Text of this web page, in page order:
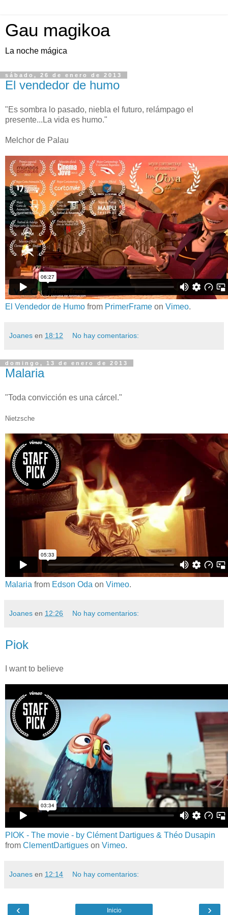
Gau magikoa
La noche mágica
sábado, 26 de enero de 2013
El vendedor de humo
"Es sombra lo pasado, niebla el futuro, relámpago el
presente...La vida es humo."
Melchor de Palau
El Vendedor de Humo from PrimerFrame on Vimeo.
Joanes en 18:12 No hay comentarios:
domingo, 13 de enero de 2013
Malaria
"Toda convicción es una cárcel."
Nietzsche
Malaria from Edson Oda on Vimeo.
Joanes en 12:26 No hay comentarios:
Piok
I want to believe
PIOK - The movie - by Clément Dartigues & Théo Dusapin
from ClementDartigues on Vimeo.
Joanes en 12:14 No hay comentarios:
‹ ›
Inicio